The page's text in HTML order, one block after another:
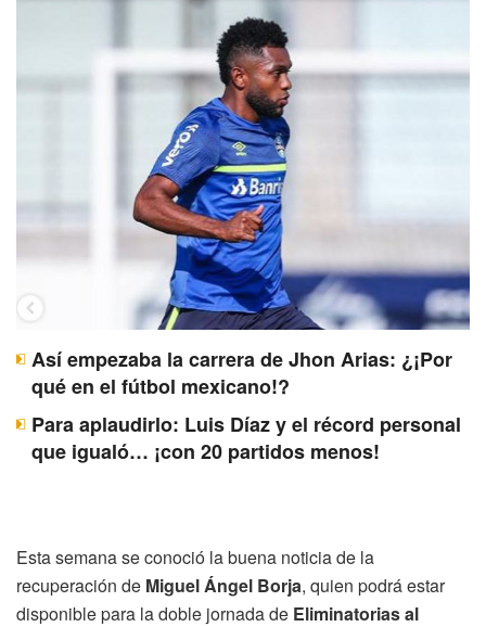
Así empezaba la carrera de Jhon Arias: ¿¡Por
qué en el fútbol mexicano!?
Para aplaudirlo: Luis Díaz y el récord personal
que igualó… ¡con 20 partidos menos!
Esta semana se conoció la buena noticia de la
recuperación de Miguel Ángel Borja, quien podrá estar
disponible para la doble jornada de Eliminatorias al